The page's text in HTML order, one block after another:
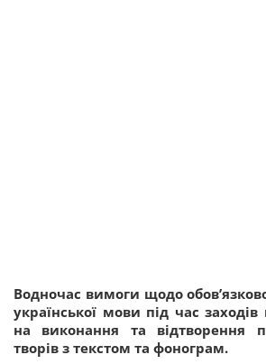
Водночас вимоги щодо
української мови під час
на виконання та відтворення
творів з текстом та фонограм.